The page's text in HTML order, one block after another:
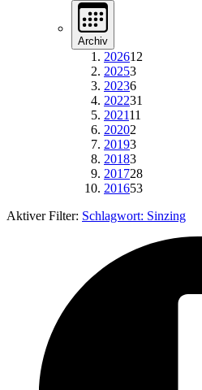
Archiv
202612
20253
20236
202231
202111
20202
20193
20183
201728
201653
Aktiver Filter: Schlagwort: Sinzing